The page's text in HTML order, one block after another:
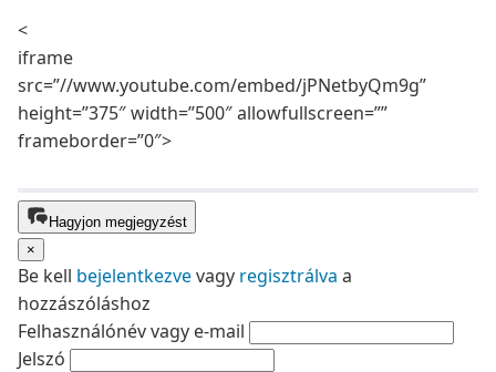
<
iframe
src=”//www.youtube.com/embed/jPNetbyQm9g”
height=”375″ width=”500″ allowfullscreen=””
frameborder=”0″>
Hagyjon megjegyzést
×
Be kell bejelentkezvevagy regisztrálva a
hozzászóláshoz
Felhasználónév vagy e-mail
Jelszó